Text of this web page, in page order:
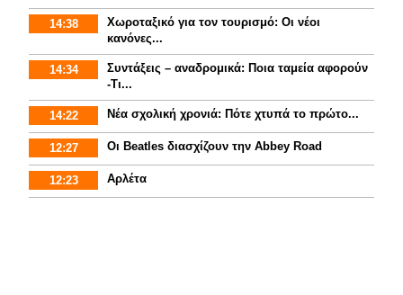
14:38
Χωροταξικό για τον τουρισμό: Οι νέοι
κανόνες...
14:34
Συντάξεις – αναδρομικά: Ποια ταμεία αφορούν
-Τι...
14:22 Νέα σχολική χρονιά: Πότε χτυπά το πρώτο...
12:27 Οι Beatles διασχίζουν την Abbey Road
12:23 Αρλέτα